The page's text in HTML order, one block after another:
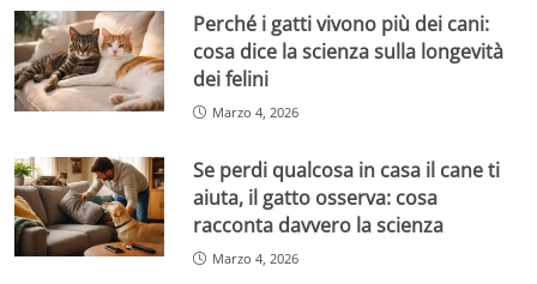
Perché i gatti vivono più dei cani:
cosa dice la scienza sulla longevità
dei felini
Marzo 4, 2026
Se perdi qualcosa in casa il cane ti
aiuta, il gatto osserva: cosa
racconta davvero la scienza
Marzo 4, 2026